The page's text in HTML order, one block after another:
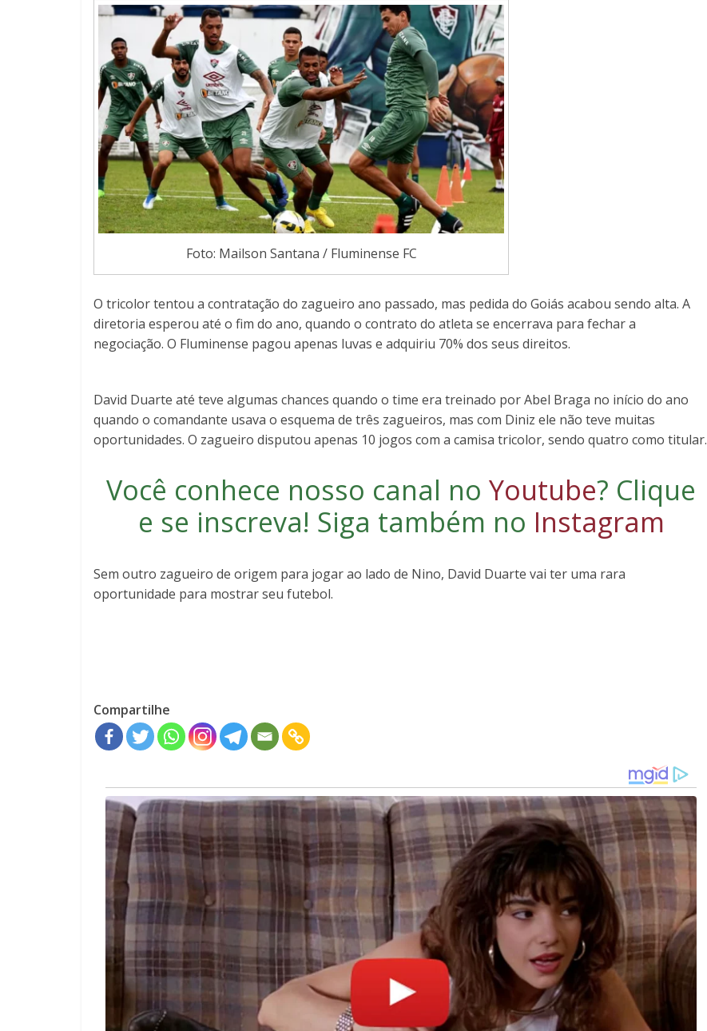
Foto: Mailson Santana / Fluminense FC
O tricolor tentou a contratação do zagueiro ano passado, mas pedida do Goiás acabou sendo alta. A
diretoria esperou até o fim do ano, quando o contrato do atleta se encerrava para fechar a
negociação. O Fluminense pagou apenas luvas e adquiriu 70% dos seus direitos.
David Duarte até teve algumas chances quando o time era treinado por Abel Braga no início do ano
quando o comandante usava o esquema de três zagueiros, mas com Diniz ele não teve muitas
oportunidades. O zagueiro disputou apenas 10 jogos com a camisa tricolor, sendo quatro como titular.
Você conhece nosso canal no Youtube? Clique
e se inscreva! Siga também no Instagram
Sem outro zagueiro de origem para jogar ao lado de Nino, David Duarte vai ter uma rara
oportunidade para mostrar seu futebol.
Compartilhe